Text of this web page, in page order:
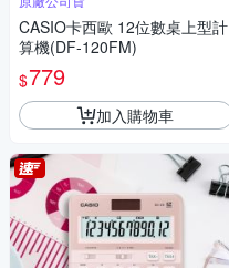
CASIO卡西歐 12位數桌上型計
算機(DF-120FM)
$779
加入購物車